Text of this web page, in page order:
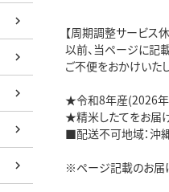
【周期調整サービス
以前、当ページに記
ご不便をおかけいた
★令和8年産(2026
★精米したてをお届け
■配送不可地域：沖
※ページ記載のお届